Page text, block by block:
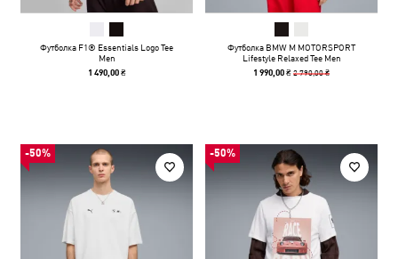
Футболка F1® Essentials Logo Tee
Men
1 490,00 ₴
Футболка BMW M MOTORSPORT
Lifestyle Relaxed Tee Men
1 990,00 ₴2 790,00 ₴
-50% -50%